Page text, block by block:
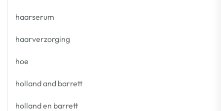
haarserum
haarverzorging
hoe
holland and barrett
holland en barrett